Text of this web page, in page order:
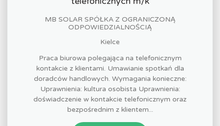
MB SOLAR SPÓŁKA Z OGRANICZONĄ
ODPOWIEDZIALNOŚCIĄ
Kielce
Praca biurowa polegająca na telefonicznym
kontakcie z klientami. Umawianie spotkań dla
doradców handlowych. Wymagania konieczne:
Uprawnienia: kultura osobista Uprawnienia:
doświadczenie w kontakcie telefonicznym oraz
bezpośrednim z klientem...